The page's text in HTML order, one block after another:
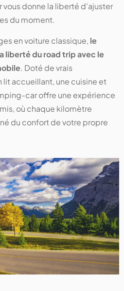
donne la liberté d'ajuster
du moment.
en voiture classique, le
liberté du road trip avec le
. Doté de vrais
accueillant, une cuisine et
car offre une expérience
où chaque kilomètre
du confort de votre propre